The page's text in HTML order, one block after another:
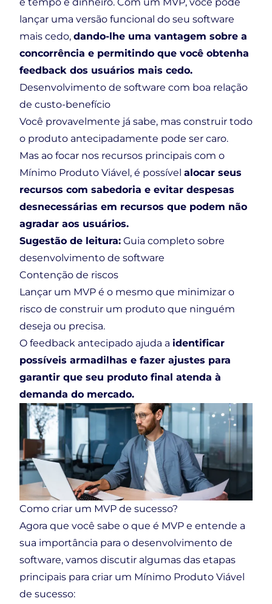
lançar uma versão funcional do seu software
mais cedo, dando-lhe uma vantagem sobre a
concorrência e permitindo que você obtenha
feedback dos usuários mais cedo.
Desenvolvimento de software com boa relação
de custo-benefício
Você provavelmente já sabe, mas construir todo
o produto antecipadamente pode ser caro.
Mas ao focar nos recursos principais com o
Mínimo Produto Viável, é possível alocar seus
recursos com sabedoria e evitar despesas
desnecessárias em recursos que podem não
agradar aos usuários.
Sugestão de leitura: Guia completo sobre
desenvolvimento de software
Contenção de riscos
Lançar um MVP é o mesmo que minimizar o
risco de construir um produto que ninguém
deseja ou precisa.
O feedback antecipado ajuda a identificar
possíveis armadilhas e fazer ajustes para
garantir que seu produto final atenda à
demanda do mercado.
Como criar um MVP de sucesso?
Agora que você sabe o que é MVP e entende a
sua importância para o desenvolvimento de
software, vamos discutir algumas das etapas
principais para criar um Mínimo Produto Viável
de sucesso: